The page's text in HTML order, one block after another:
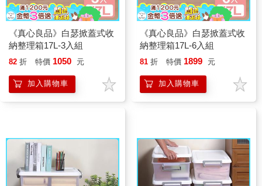
《真心良品》白瑟掀蓋式收
納整理箱17L-3入組
82 折 特價 1050 元
加入購物車
《真心良品》白瑟掀蓋式收
納整理箱17L-6入組
81 折 特價 1899 元
加入購物車